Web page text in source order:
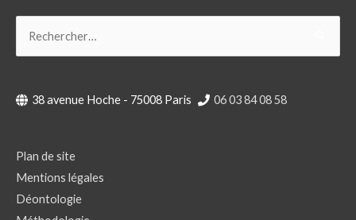
38 avenue Hoche - 75008 Paris 06 03 84 08 58
Plan de site
Mentions légales
Déontologie